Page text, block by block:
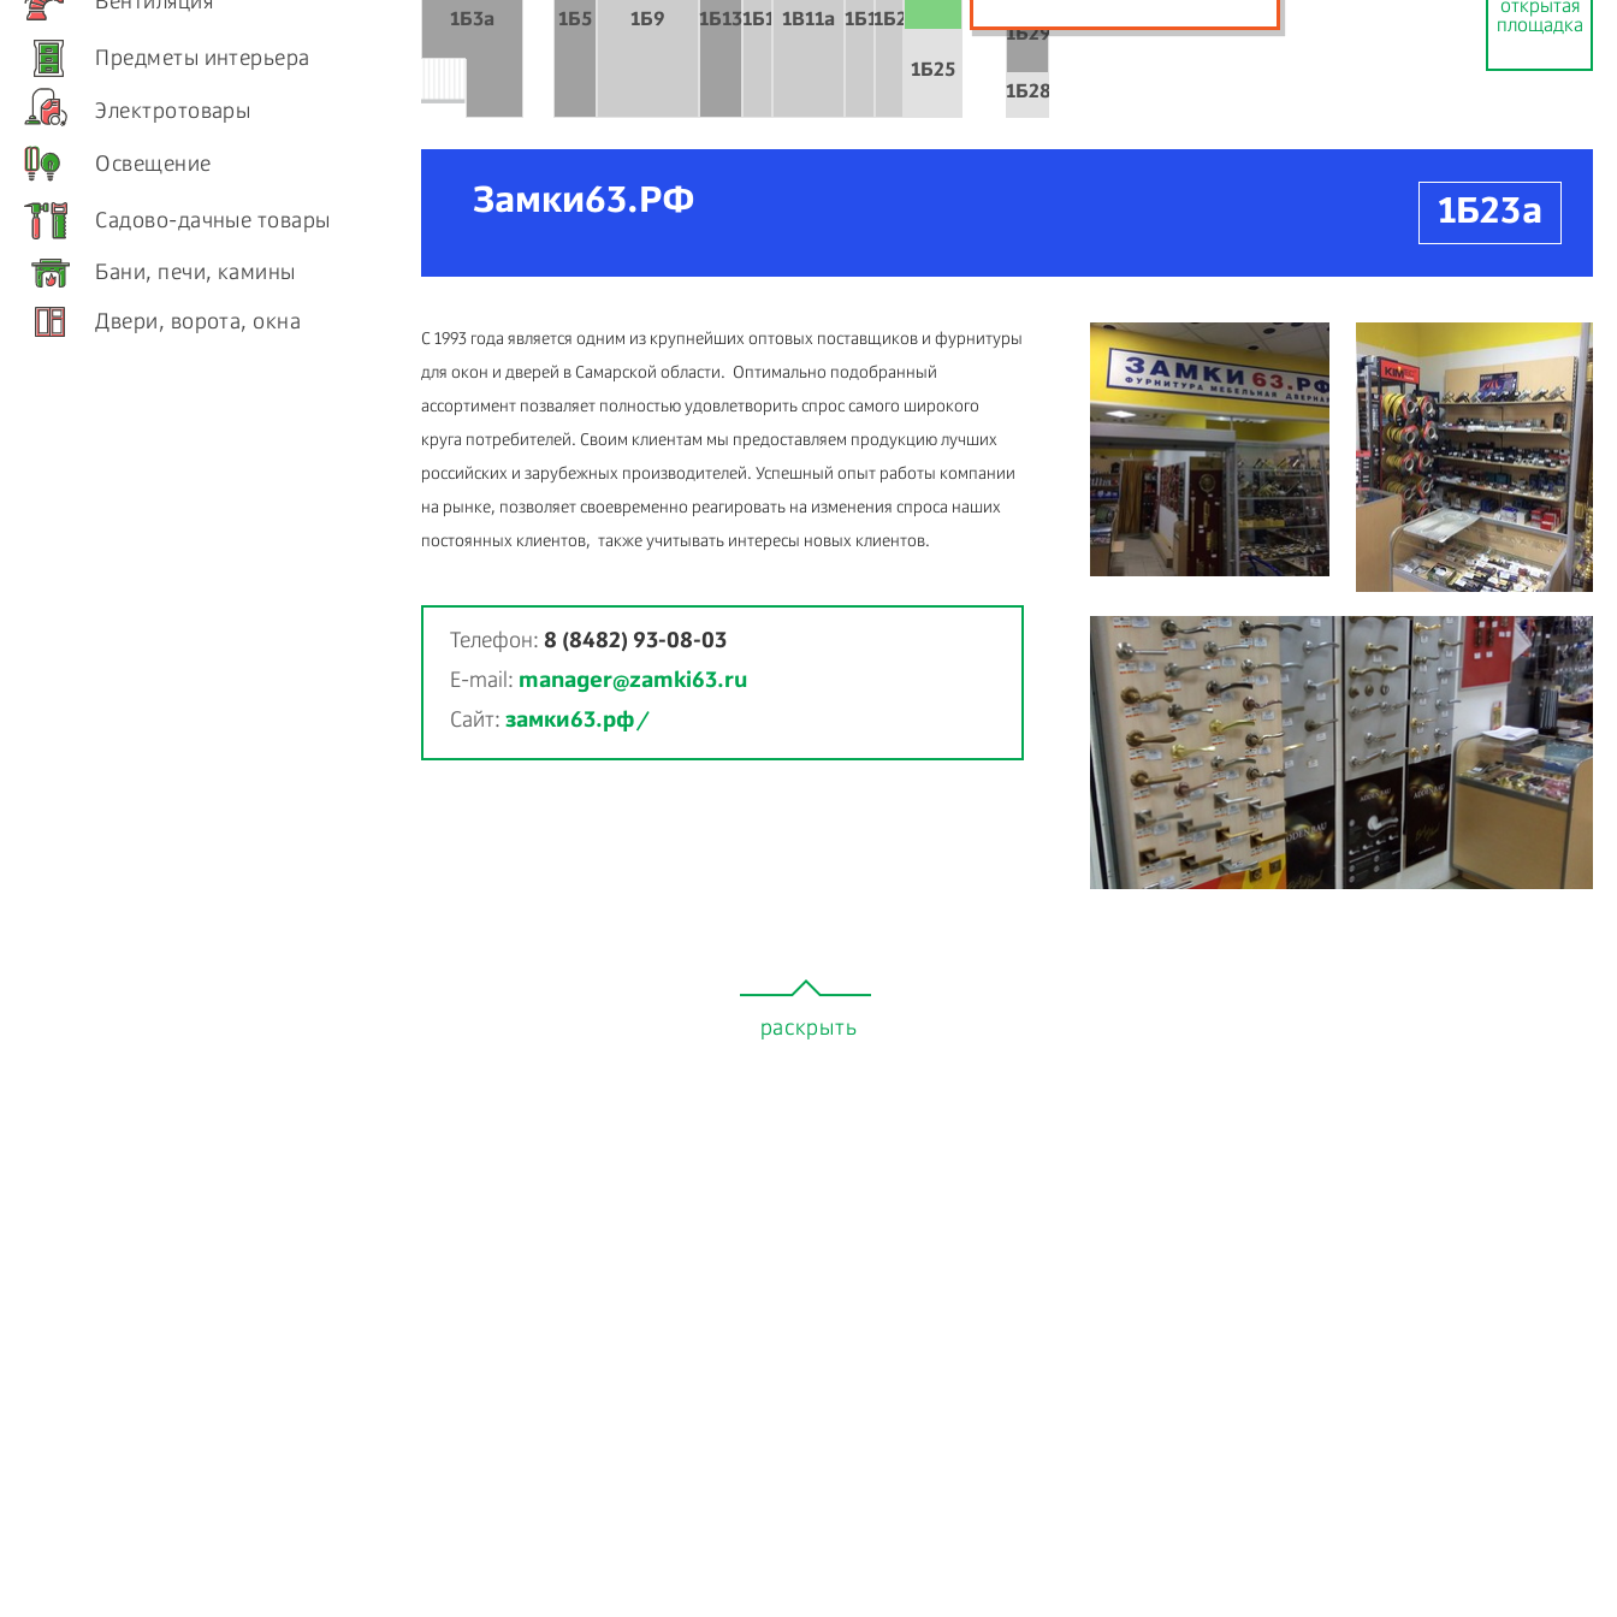
Предметы интерьера
Электротовары
Освещение
Садово-дачные товары
Бани, печи, камины
Двери, ворота, окна
открытая
площадка
1Б13
1Б28а
1Б19
1Б29
1Б21
1B11a
1Б5
1Б9
1Б15
1Б25
1Б3а
Замки63.РФ 1Б23а
С 1993 года является одним из крупнейших оптовых поставщиков и фурнитуры
для окон и дверей в Самарской области. Оптимально подобранный
ассортимент позваляет полностью удовлетворить спрос самого широкого
круга потребителей. Своим клиентам мы предоставляем продукцию лучших
российских и зарубежных производителей. Успешный опыт работы компании
на рынке, позволяет своевременно реагировать на изменения спроса наших
постоянных клиентов, также учитывать интересы новых клиентов.
Телефон: 8 (8482) 93-08-03
E-mail: manager@zamki63.ru
Сайт: замки63.рф/
раскрыть